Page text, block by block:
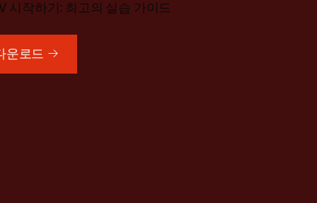
시작하기: 최고의 실습 가이드
운로드